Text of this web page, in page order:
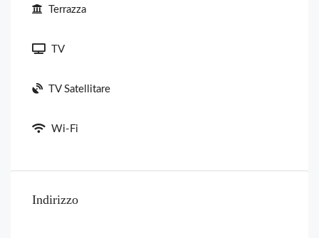
Terrazza
TV
TV Satellitare
Wi-Fi
Indirizzo